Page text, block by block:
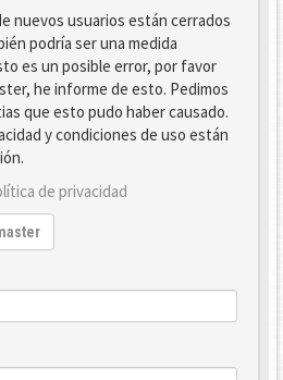
nuevos usuarios están cerrados
podría ser una medida
es un posible error, por favor
he informe de esto. Pedimos
que esto pudo haber causado.
y condiciones de uso están
de privacidad